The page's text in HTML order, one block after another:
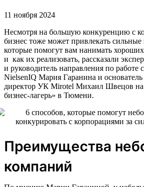
11 ноября 2024
Несмотря на большую конкуренцию с
бизнес тоже может привлекать
которые помогут вам нанимать
и как их реализовать, рассказали
и руководитель направления по работе
NielsenIQ Мария Гаранина и
директор УК Mirotel Михаил Швецов
бизнес-лагерь» в Тюмени.
Преимущества
компаний